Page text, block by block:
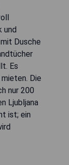
und
Dusche
Es
Die
nur 200
Ljubljana
ist; ein